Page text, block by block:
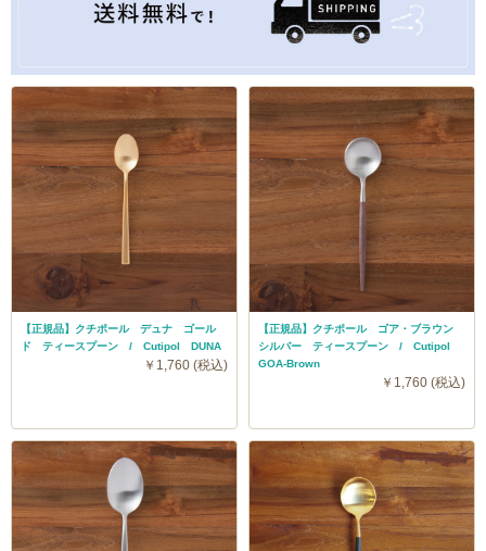
【正規品】クチポール デュナ ゴール
ド ティースプーン / Cutipol DUNA
￥1,760 (税込)
【正規品】クチポール ゴア・ブラウン
シルバー ティースプーン / Cutipol
GOA-Brown
￥1,760 (税込)